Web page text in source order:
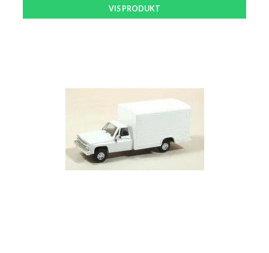
VIS PRODUKT